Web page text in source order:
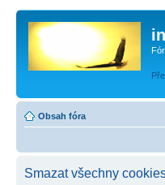
Obsah fóra
Smazat všechny